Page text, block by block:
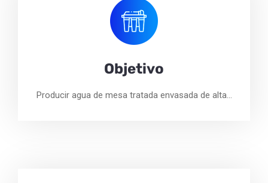
Objetivo
Producir agua de mesa tratada envasada de alta…